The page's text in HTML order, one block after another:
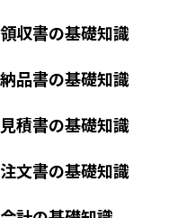
領収書の基礎知識
納品書の基礎知識
見積書の基礎知識
注文書の基礎知識